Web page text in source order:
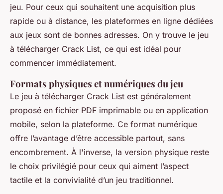
jeu. Pour ceux qui souhaitent une acquisition plus
rapide ou à distance, les plateformes en ligne dédiées
aux jeux sont de bonnes adresses. On y trouve le jeu
à télécharger Crack List, ce qui est idéal pour
commencer immédiatement.
Formats physiques et numériques du jeu
Le jeu à télécharger Crack List est généralement
proposé en fichier PDF imprimable ou en application
mobile, selon la plateforme. Ce format numérique
offre l’avantage d’être accessible partout, sans
encombrement. À l'inverse, la version physique reste
le choix privilégié pour ceux qui aiment l’aspect
tactile et la convivialité d’un jeu traditionnel.